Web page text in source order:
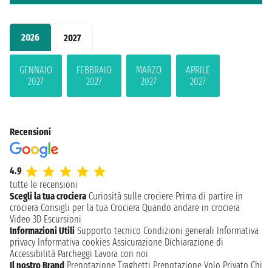
2026 2027
GENNAIO
2027
FEBBRAIO
2027
MARZO
2027
APRILE
2027
Recensioni
4.9
tutte le recensioni
Scegli la tua crociera Curiosità sulle crociere Prima di partire in
crociera Consigli per la tua Crociera Quando andare in crociera
Video 3D Escursioni
Informazioni Utili Supporto tecnico Condizioni generali Informativa
privacy Informativa cookies Assicurazione Dichiarazione di
Accessibilità Parcheggi Lavora con noi
Il nostro Brand Prenotazione Traghetti Prenotazione Volo Privato Chi